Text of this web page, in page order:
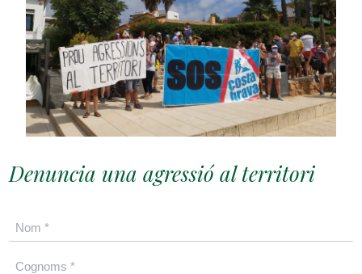
Denuncia una agressió al territori